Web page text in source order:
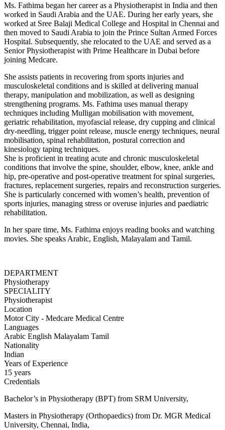
Ms. Fathima began her career as a Physiotherapist in India and then
worked in Saudi Arabia and the UAE. During her early years, she
worked at Sree Balaji Medical College and Hospital in Chennai and
then moved to Saudi Arabia to join the Prince Sultan Armed Forces
Hospital. Subsequently, she relocated to the UAE and served as a
Senior Physiotherapist with Prime Healthcare in Dubai before
joining Medcare.
She assists patients in recovering from sports injuries and
musculoskeletal conditions and is skilled at delivering manual
therapy, manipulation and mobilization, as well as designing
strengthening programs. Ms. Fathima uses manual therapy
techniques including Mulligan mobilisation with movement,
geriatric rehabilitation, myofascial release, dry cupping and clinical
dry-needling, trigger point release, muscle energy techniques, neural
mobilisation, spinal rehabilitation, postural correction and
kinesiology taping techniques.
She is proficient in treating acute and chronic musculoskeletal
conditions that involve the spine, shoulder, elbow, knee, ankle and
hip, pre-operative and post-operative treatment for spinal surgeries,
fractures, replacement surgeries, repairs and reconstruction surgeries.
She is particularly concerned with women’s health, prevention of
sports injuries, managing stress or overuse injuries and paediatric
rehabilitation.
In her spare time, Ms. Fathima enjoys reading books and watching
movies. She speaks Arabic, English, Malayalam and Tamil.
DEPARTMENT
Physiotherapy
SPECIALITY
Physiotherapist
Location
Motor City - Medcare Medical Centre
Languages
Arabic English Malayalam Tamil
Nationality
Indian
Years of Experience
15 years
Credentials
Bachelor’s in Physiotherapy (BPT) from SRM University,
Masters in Physiotherapy (Orthopaedics) from Dr. MGR Medical
University, Chennai, India,